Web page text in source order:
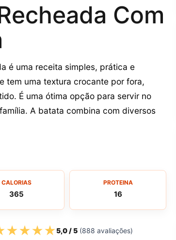
Com
é uma receita simples, prática e
tem uma textura crocante por fora,
É uma ótima opção para servir no
A batata combina com diversos
CALORIAS
365
PROTEINA
16
★★★★5,0/ 5 (888 avaliações)